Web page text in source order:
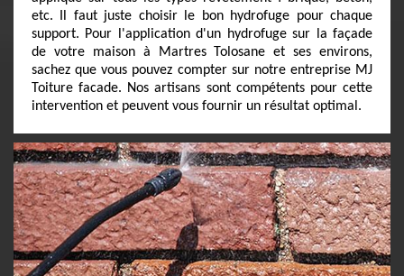
etc. Il faut juste choisir le bon hydrofuge pour chaque
support. Pour l'application d'un hydrofuge sur la façade
de votre maison à Martres Tolosane et ses environs,
sachez que vous pouvez compter sur notre entreprise MJ
Toiture facade. Nos artisans sont compétents pour cette
intervention et peuvent vous fournir un résultat optimal.